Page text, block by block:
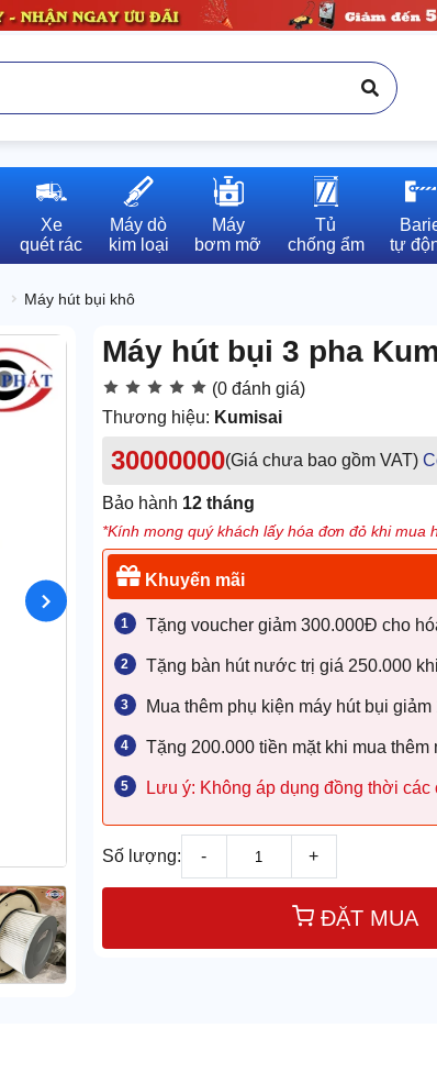
Xe
quét rác
Máy dò
kim loại
Máy
bơm mỡ
Tủ
chống ẩm
tự
Máy hút bụi khô
Máy hút bụi 3 pha
(0 đánh giá)
Thương hiệu: Kumisai
30000000(Giá chưa bao gồm VAT)
Bảo hành 12 tháng
*Kính mong quý khách lấy hóa đơn đỏ khi mua
Khuyến mãi
Tặng voucher giảm 300.000Đ cho
Tặng bàn hút nước trị giá 250.000
Mua thêm phụ kiện máy hút bụi giảm
Tặng 200.000 tiền mặt khi mua thêm
Lưu ý: Không áp dụng đồng thời
Số lượng: - +
ĐẶT MUA